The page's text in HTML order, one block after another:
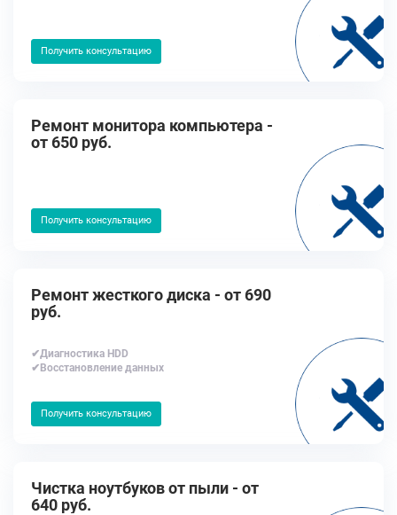
Получить консультацию
Ремонт монитора компьютера -
от 650 руб.
Получить консультацию
Ремонт жесткого диска - от 690
руб.
✔Диагностика HDD
✔Восстановление данных
Получить консультацию
Чистка ноутбуков от пыли - от
640 руб.